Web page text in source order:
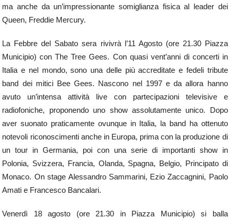
ma anche da un’impressionante somiglianza fisica al leader dei
Queen, Freddie Mercury.
La Febbre del Sabato sera rivivrà l’11 Agosto (ore 21.30 Piazza
Municipio) con The Tree Gees. Con quasi vent’anni di concerti in
Italia e nel mondo, sono una delle più accreditate e fedeli tribute
band dei mitici Bee Gees. Nascono nel 1997 e da allora hanno
avuto un’intensa attività live con partecipazioni televisive e
radiofoniche, proponendo uno show assolutamente unico. Dopo
aver suonato praticamente ovunque in Italia, la band ha ottenuto
notevoli riconoscimenti anche in Europa, prima con la produzione di
un tour in Germania, poi con una serie di importanti show in
Polonia, Svizzera, Francia, Olanda, Spagna, Belgio, Principato di
Monaco. On stage Alessandro Sammarini, Ezio Zaccagnini, Paolo
Amati e Francesco Bancalari.
Venerdì 18 agosto (ore 21.30 in Piazza Municipio) si balla